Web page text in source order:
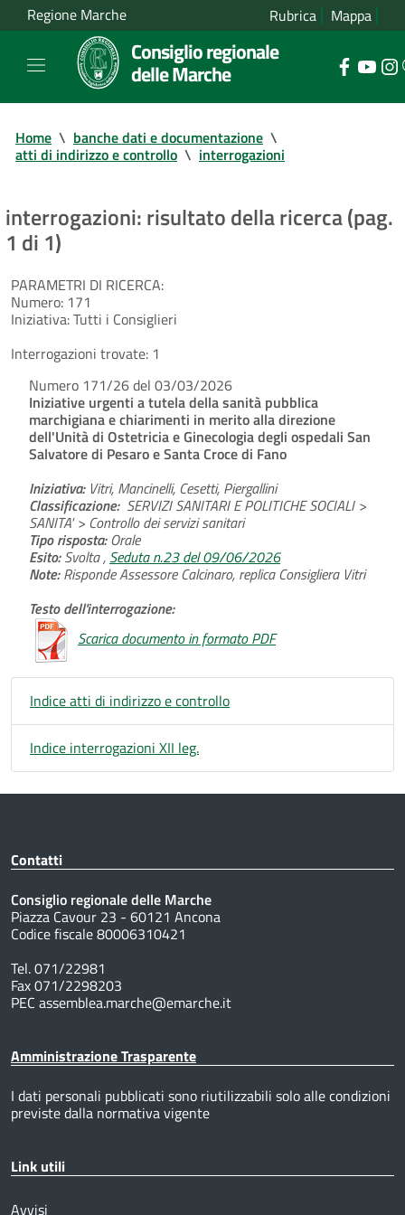
Regione Marche Rubrica Mappa
Consiglio regionale
delle Marche
Home \ banche dati e documentazione \
atti di indirizzo e controllo \ interrogazioni
interrogazioni: risultato della ricerca (pag.
1 di 1)
PARAMETRI DI RICERCA:
Numero: 171
Iniziativa:Tutti i Consiglieri
Interrogazioni trovate: 1
Numero 171/26 del 03/03/2026
Iniziative urgenti a tutela della sanità pubblica
marchigiana e chiarimenti in merito alla direzione
dell'Unità di Ostetricia e Ginecologia degli ospedali San
Salvatore di Pesaro e Santa Croce di Fano
Iniziativa:Vitri, Mancinelli, Cesetti, Piergallini
Classificazione: SERVIZI SANITARI E POLITICHE SOCIALI >
SANITA' > Controllo dei servizi sanitari
Tipo risposta:Orale
Esito:Svolta , Seduta n.23 del 09/06/2026
Note:Risponde Assessore Calcinaro, replica Consigliera Vitri
Testo dell'interrogazione:
Scarica documento in formato PDF
Indice atti di indirizzo e controllo
Indice interrogazioni XII leg.
Contatti
Consiglio regionale delle Marche
Piazza Cavour 23 - 60121 Ancona
Codice fiscale 80006310421
Tel. 071/22981
Fax 071/2298203
PEC assemblea.marche@emarche.it
Amministrazione Trasparente
I dati personali pubblicati sono riutilizzabili solo alle condizioni
previste dalla normativa vigente
Link utili
Avvisi